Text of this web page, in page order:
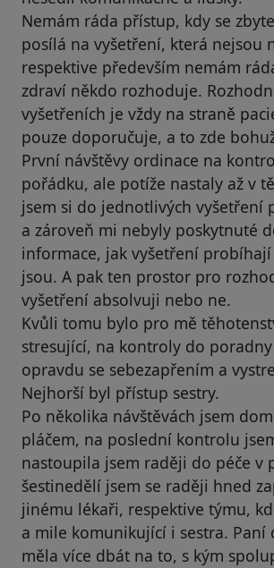
Nemám ráda přístup, kdy se
posílá na vyšetření, která nejsou
respektive především nemám
zdraví někdo rozhoduje.
vyšetřeních je vždy na straně
pouze doporučuje, a to zde
První návštěvy ordinace na
pořádku, ale potíže nastaly až v
jsem si do jednotlivých vyšetření
a zároveň mi nebyly poskytnuté
informace, jak vyšetření probíhají
jsou. A pak ten prostor pro
vyšetření absolvuji nebo ne.
Kvůli tomu bylo pro mě
stresující, na kontroly do
opravdu se sebezapřením a
Nejhorší byl přístup sestry.
Po několika návštěvách jsem
pláčem, na poslední kontrolu
nastoupila jsem raději do péče v
šestinedělí jsem se raději hned
jinému lékaři, respektive týmu,
a mile komunikující i sestra. Paní
měla více dbát na to, s kým